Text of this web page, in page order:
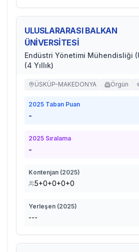
ULUSLARARASI BALKAN
ÜNİVERSİTESİ
Endüstri Yönetimi Mühendisliği
(4 Yıllık)
ÜSKÜP-MAKEDONYA Örgün
2025 Taban Puan
-
2025 Sıralama
-
Kontenjan (2025)
5+0+0+0+0
Yerleşen (2025)
---